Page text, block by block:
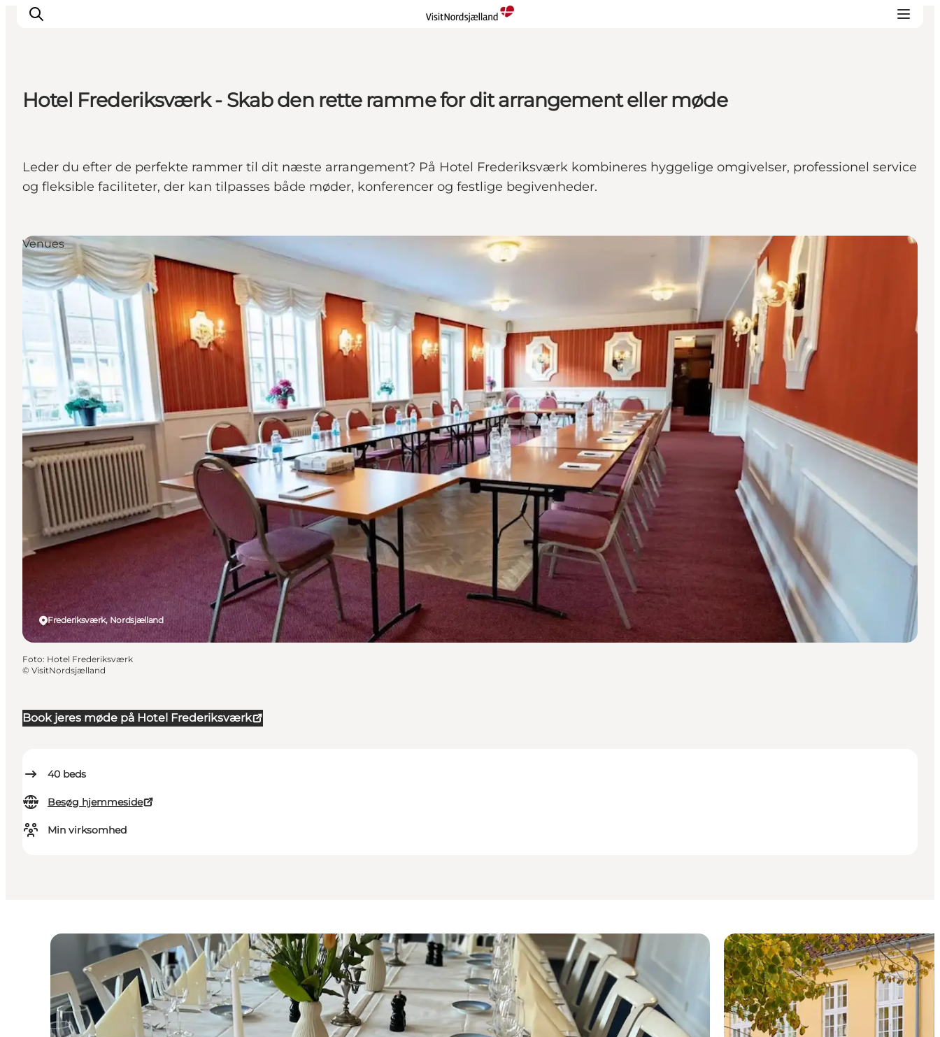
Det Sker
Overnatning
Byer
Hotel Frederiksværk - Skab den rette ramme for dit arrangement eller møde
Leder du efter de perfekte rammer til dit næste arrangement? På Hotel Frederiksværk kombineres hyggelige omgivelser, professionel service
og fleksible faciliteter, der kan tilpasses både møder, konferencer og festlige begivenheder.
Book jeres møde på Hotel Frederiksværk
40 beds
Besøg hjemmeside
Min virksomhed
Frederiksværk, Nordsjælland
Venues
Foto: Hotel Frederiksværk
© VisitNordsjælland